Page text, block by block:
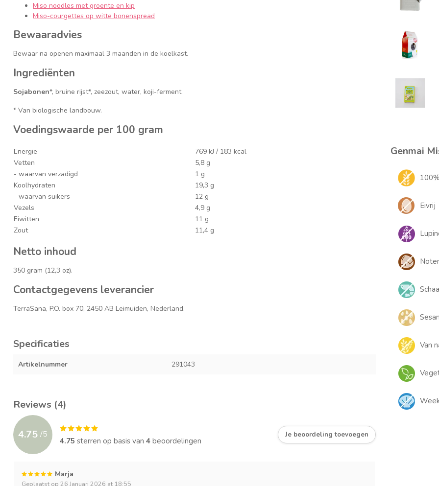
Miso noodles met groente en kip
Miso-courgettes op witte bonenspread
Bewaaradvies
Bewaar na openen maximaal 3 maanden in de koelkast.
Ingrediënten
Sojabonen*, bruine rijst*, zeezout, water, koji-ferment.
* Van biologische landbouw.
Voedingswaarde per 100 gram
Energie
769 kJ / 183 kcal
Vetten
5,8 g
- waarvan verzadigd
1 g
Koolhydraten
19,3 g
- waarvan suikers
12 g
Vezels
4,9 g
Eiwitten
11 g
Zout
11,4 g
Netto inhoud
350 gram (12,3 oz).
Contactgegevens leverancier
TerraSana, P.O. box 70, 2450 AB Leimuiden, Nederland.
Specificaties
Artikelnummer 291043
Reviews (4)
4.75 /5
4.75 sterren op basis van 4beoordelingen
Je beoordeling toevoegen
Marja
Geplaatst op 26 Januari 2026 at 18:55
Genmai
Eivrij
Van